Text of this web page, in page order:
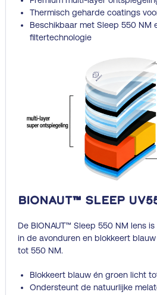
Thermisch geharde coatings
Beschikbaar met Sleep 550 NM
filtertechnologie
BIONAUT™ Sleep
De BIONAUT™ Sleep 550 NM lens
in de avonduren en blokkeert
tot 550 NM.
Blokkeert blauw én groen licht
Ondersteunt de natuurlijke